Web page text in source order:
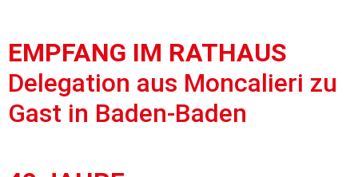
EMPFANG IM RATHAUS
Delegation aus Moncalieri zu
Gast in Baden-Baden